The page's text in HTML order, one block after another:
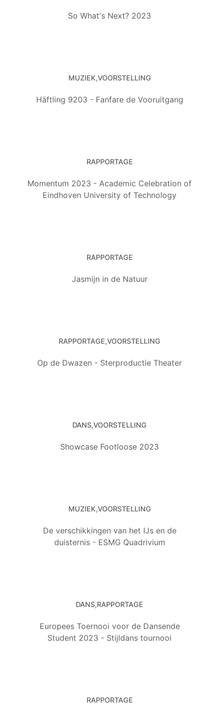
So What's Next? 2023
MUZIEK VOORSTELLING
Häftling 9203 - Fanfare de Vooruitgang
RAPPORTAGE
Momentum 2023 - Academic Celebration of
Eindhoven University of Technology
RAPPORTAGE
Jasmijn in de Natuur
RAPPORTAGE VOORSTELLING
Op de Dwazen - Sterproductie Theater
DANS VOORSTELLING
Showcase Footloose 2023
MUZIEK VOORSTELLING
De verschikkingen van het IJs en de
duisternis - ESMG Quadrivium
DANS RAPPORTAGE
Europees Toernooi voor de Dansende
Student 2023 - Stijldans tournooi
RAPPORTAGE